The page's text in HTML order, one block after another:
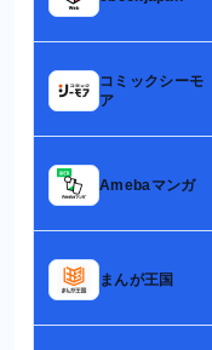
コミックシーモ
ア
Amebaマンガ
まんが王国